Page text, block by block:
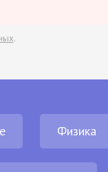
.
Физика